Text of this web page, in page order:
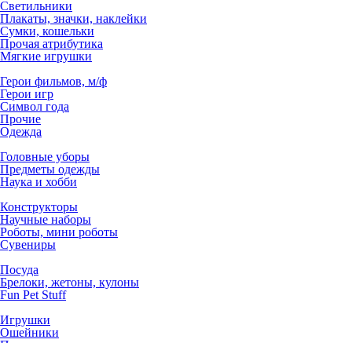
Светильники
Плакаты, значки, наклейки
Сумки, кошельки
Прочая атрибутика
Мягкие игрушки
Герои фильмов, м/ф
Герои игр
Символ года
Прочие
Одежда
Головные уборы
Предметы одежды
Наука и хобби
Конструкторы
Научные наборы
Роботы, мини роботы
Сувениры
Посуда
Брелоки, жетоны, кулоны
Fun Pet Stuff
Игрушки
Ошейники